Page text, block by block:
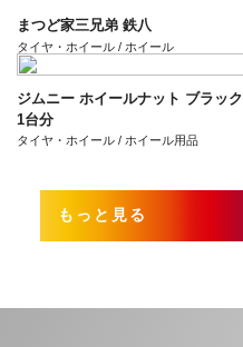
まつど家三兄弟 鉄八
タイヤ・ホイール / ホイール
ジムニー ホイールナット ブラック
1台分
タイヤ・ホイール / ホイール用品
もっと見る